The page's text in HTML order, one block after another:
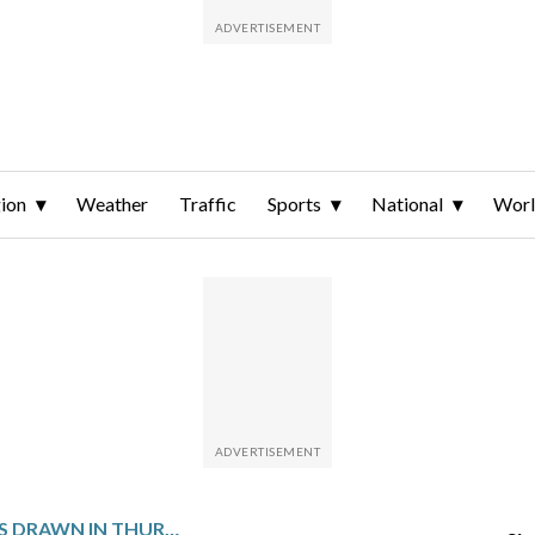
Weather Traffic Sports National
WINNING NUMBERS DRAWN IN THURSDAY’S DELAWARE PLAY 3 DAY